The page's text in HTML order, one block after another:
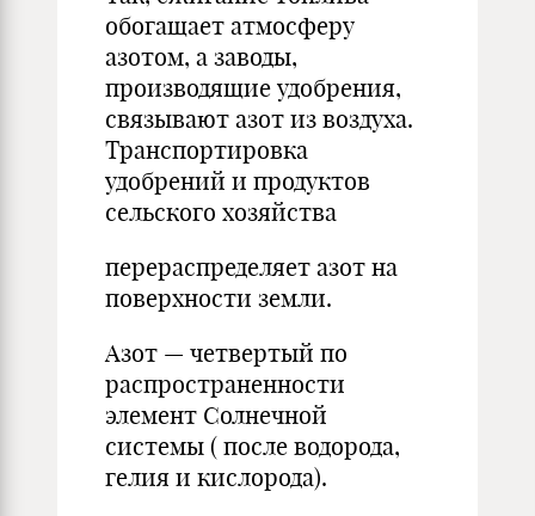
обогащает атмосферу
азотом, а заводы,
производящие удобрения,
связывают азот из воздуха.
Транспортировка
удобрений и продуктов
сельского хозяйства
перераспределяет азот на
поверхности земли.
Азот — четвертый по
распространенности
элемент Солнечной
системы ( после водорода,
гелия и кислорода).